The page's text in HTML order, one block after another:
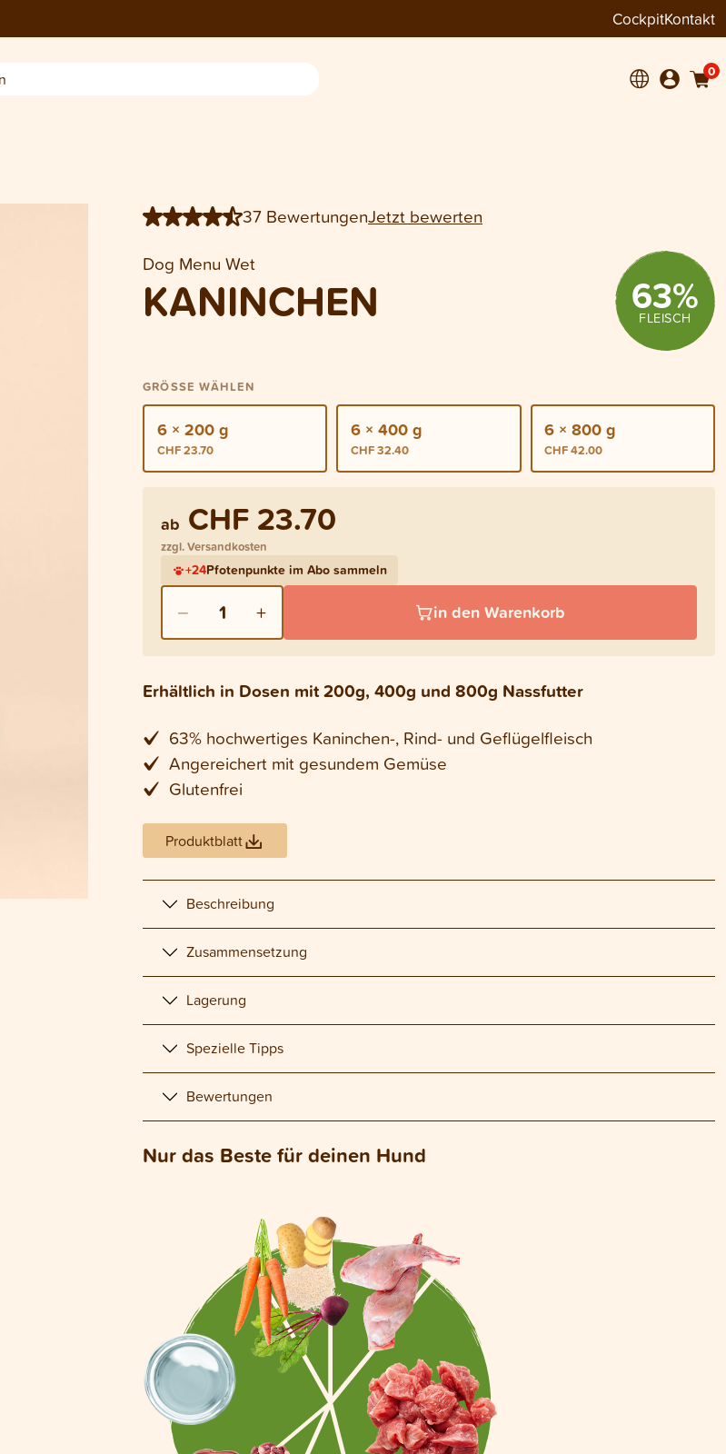
CockpitKontakt
0
6 × 200 g 6 × 400 g
37 BewertungenJetzt bewerten
Dog Menu Wet
KANINCHEN 63%
FLEISCH
GRÖSSE WÄHLEN
6 × 200 g
CHF 23.70
6 × 400 g
CHF 32.40
6 × 800 g
CHF 42.00
ab CHF 23.70
zzgl. Versandkosten
+24Pfotenpunkte im Abo sammeln
− 1 + in den Warenkorb
Erhältlich in Dosen mit 200g, 400g und 800g Nassfutter
63% hochwertiges Kaninchen-, Rind- und Geflügelfleisch
Angereichert mit gesundem Gemüse
Glutenfrei
Produktblatt
Beschreibung
Zusammensetzung
Lagerung
Spezielle Tipps
Bewertungen
Nur das Beste für deinen Hund